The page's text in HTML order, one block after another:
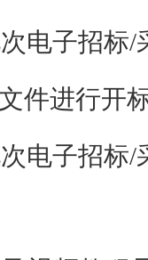
电子招标/
件进行开
电子招标/